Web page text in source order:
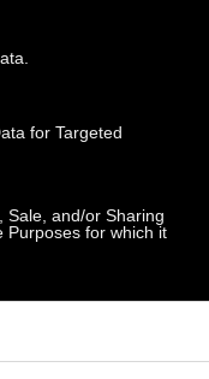
for Targeted
Sale, and/or Sharing
Purposes for which it
από τους
Buckingham,
μέχρι τους
Την οπτική
τα 20α γενέθλια
comics της
Χρόνια, 20